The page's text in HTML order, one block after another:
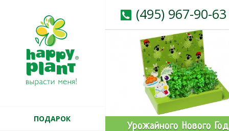
ПОДАРОК
(495) 967-90-63
Урожайного Нового